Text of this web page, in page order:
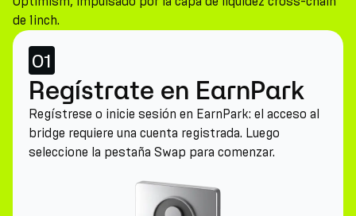
de 1inch.
01
Regístrate en EarnPark
Regístrese o inicie sesión en EarnPark: el acceso al
bridge requiere una cuenta registrada. Luego
seleccione la pestaña Swap para comenzar.